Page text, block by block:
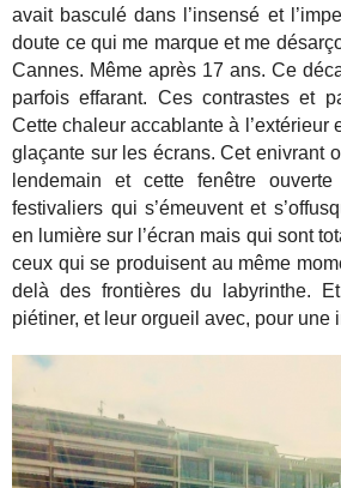
avait basculé dans l’insensé et
doute ce qui me marque et me
Cannes. Même après 17 ans. Ce
parfois effarant. Ces contrastes et
Cette chaleur accablante à l’extérieur
glaçante sur les écrans. Cet enivrant
lendemain et cette fenêtre
festivaliers qui s’émeuvent et
en lumière sur l’écran mais qui sont
ceux qui se produisent au même
delà des frontières du labyrinthe.
piétiner, et leur orgueil avec, pour une